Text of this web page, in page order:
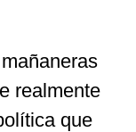
realmente
que